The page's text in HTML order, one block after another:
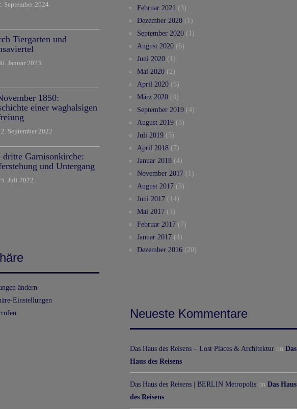
September 2024
Tiergarten und
Januar 2023
1850:
einer waghalsigen
September 2022
dritte Garnisonkirche:
und Untergang
Juli 2022
ändern
Einstellungen
Februar 2021 (3)
Dezember 2020 (1)
September 2020 (1)
August 2020 (6)
Juni 2020 (1)
Mai 2020 (2)
April 2020 (6)
März 2020 (4)
September 2019 (4)
August 2019 (3)
Juli 2019 (5)
April 2018 (7)
Januar 2018 (4)
November 2017 (1)
August 2017 (3)
Juni 2017 (14)
Mai 2017 (3)
Februar 2017 (7)
Januar 2017 (4)
Dezember 2016 (20)
Neueste Kommentare
Das Haus des Reisens – Lost Places & Architektur on Das
Haus des Reisens
Das Haus des Reisens | BERLIN Metropolis on Das Haus
des Reisens